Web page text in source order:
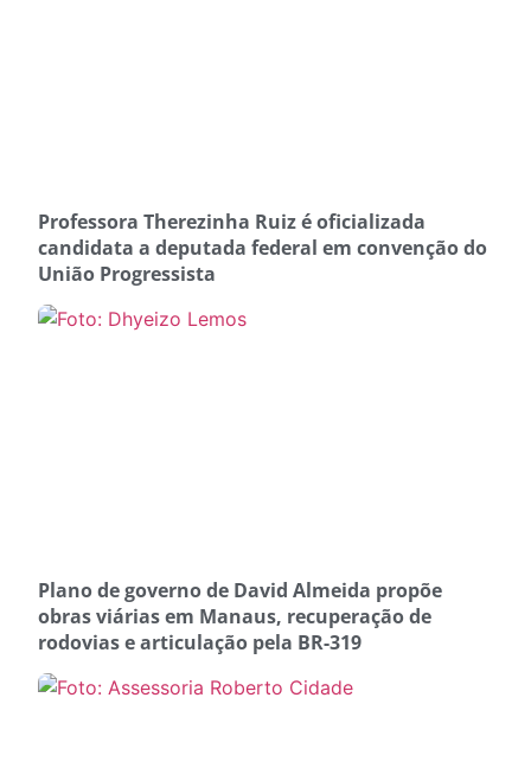
Professora Therezinha Ruiz é oficializada
candidata a deputada federal em convenção do
União Progressista
Plano de governo de David Almeida propõe
obras viárias em Manaus, recuperação de
rodovias e articulação pela BR-319